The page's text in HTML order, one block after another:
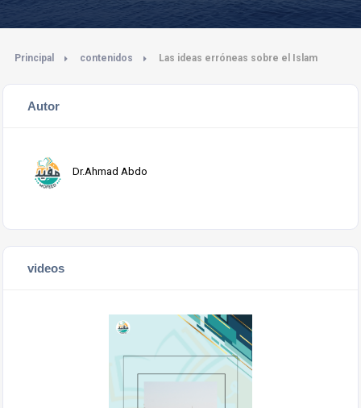
Principal contenidos Las ideas erróneas sobre el Islam
Autor
Dr.Ahmad Abdo
videos